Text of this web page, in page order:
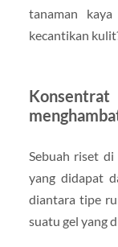
tanaman
kecantikan
Sebuah riset
yang didapat
diantara tipe
suatu gel yang